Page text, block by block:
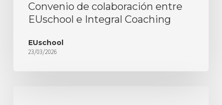
Convenio de colaboración entre
EUschool e Integral Coaching
EUschool
23/03/2026